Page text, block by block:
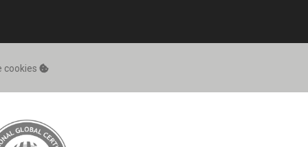
cookies